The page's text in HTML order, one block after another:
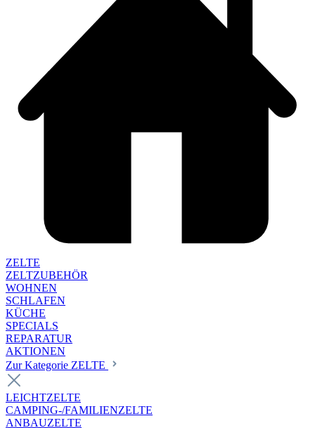
ZELTE
ZELTZUBEHÖR
WOHNEN
SCHLAFEN
KÜCHE
SPECIALS
REPARATUR
AKTIONEN
Zur Kategorie ZELTE
LEICHTZELTE
CAMPING-/FAMILIENZELTE
ANBAUZELTE